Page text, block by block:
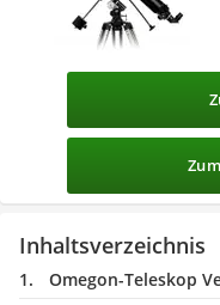
Inhaltsverzeichnis
Omegon-Teleskop